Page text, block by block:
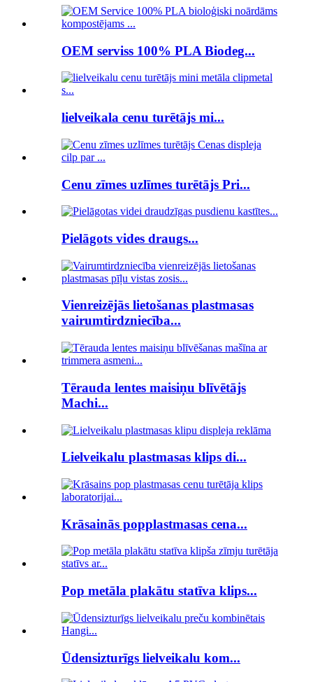
OEM serviss 100% PLA Biodeg...
lielveikala cenu turētājs mi...
Cenu zīmes uzlīmes turētājs Pri...
Pielāgots vides draugs...
Vienreizējās lietošanas plastmasas
vairumtirdzniecība...
Tērauda lentes maisiņu blīvētājs
Machi...
Lielveikalu plastmasas klips di...
Krāsainās popplastmasas cena...
Pop metāla plakātu statīva klips...
Ūdensizturīgs lielveikalu kom...